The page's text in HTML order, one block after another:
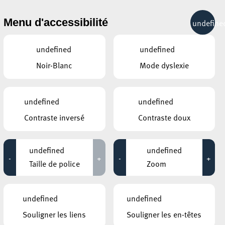
RÉCRÉATION MOBILITÉ
SEPTEMBRE OCTOBRE
MAR MER SAM DIM
6 7
11
12
16
20 24
25
27 28 29 31 1
24°C
Menu d'accessibilité
undefined
Noir-Blanc
undefined
Mode dyslexie
undefined
Contraste inversé
undefined
Contraste doux
-
undefined
Taille de police
+ -
undefined
Zoom
+
undefined
Souligner les liens
undefined
Souligner les en-têtes